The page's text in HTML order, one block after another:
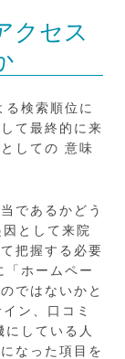
クセス
検索順位に
て最終的に来
しての 意味
であるかどう
として来院
把握する必要
ホームペー
ではないかと
ン、口コミ
している人
なった項目を